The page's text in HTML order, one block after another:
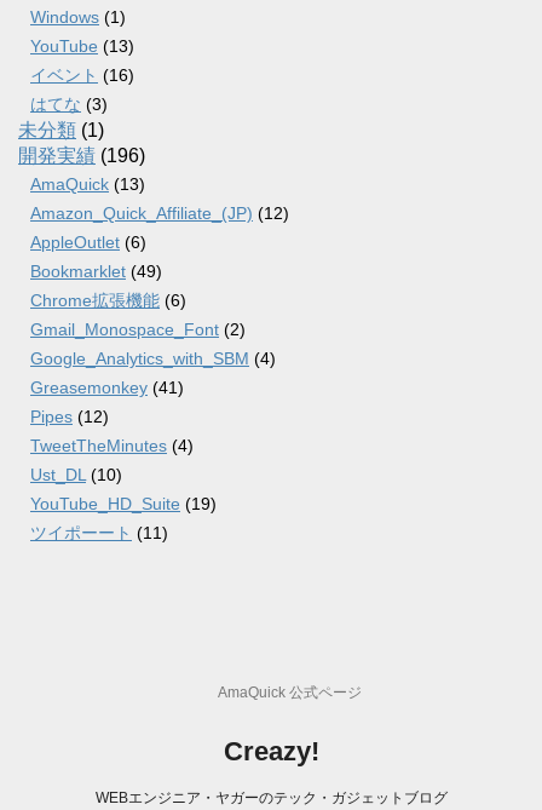
Windows (1)
YouTube (13)
イベント (16)
はてな (3)
未分類 (1)
開発実績 (196)
AmaQuick (13)
Amazon_Quick_Affiliate_(JP) (12)
AppleOutlet (6)
Bookmarklet (49)
Chrome拡張機能 (6)
Gmail_Monospace_Font (2)
Google_Analytics_with_SBM (4)
Greasemonkey (41)
Pipes (12)
TweetTheMinutes (4)
Ust_DL (10)
YouTube_HD_Suite (19)
ツイポーート (11)
AmaQuick 公式ページ
Creazy!
WEBエンジニア・ヤガーのテック・ガジェットブログ